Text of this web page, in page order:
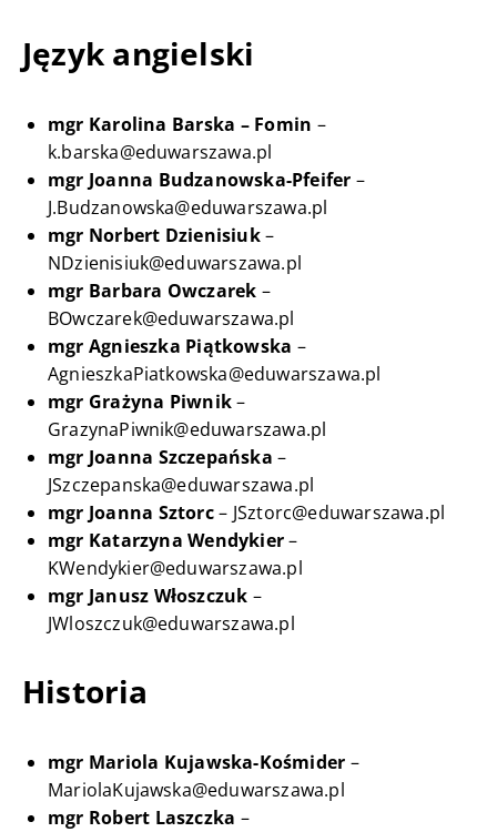
Język angielski
mgr Karolina Barska – Fomin –
k.barska@eduwarszawa.pl
mgr Joanna Budzanowska-Pfeifer –
J.Budzanowska@eduwarszawa.pl
mgr Norbert Dzienisiuk–
NDzienisiuk@eduwarszawa.pl
mgr Barbara Owczarek –
BOwczarek@eduwarszawa.pl
mgr Agnieszka Piątkowska –
AgnieszkaPiatkowska@eduwarszawa.pl
mgr Grażyna Piwnik–
GrazynaPiwnik@eduwarszawa.pl
mgr Joanna Szczepańska –
JSzczepanska@eduwarszawa.pl
mgr Joanna Sztorc– JSztorc@eduwarszawa.pl
mgr Katarzyna Wendykier–
KWendykier@eduwarszawa.pl
mgr Janusz Włoszczuk –
JWloszczuk@eduwarszawa.pl
Historia
mgr Mariola Kujawska-Kośmider –
MariolaKujawska@eduwarszawa.pl
mgr Robert Laszczka –